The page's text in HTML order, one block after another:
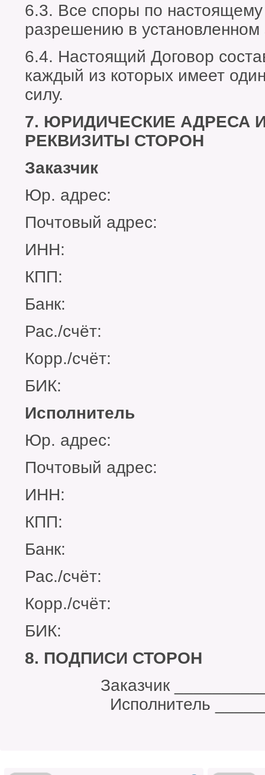
6.3. Все споры по
разрешению в установленном
6.4. Настоящий Договор
каждый из которых имеет
силу.
7. ЮРИДИЧЕСКИЕ АДРЕСА
РЕКВИЗИТЫ СТОРОН
Заказчик
Юр. адрес:
Почтовый адрес:
ИНН:
КПП:
Банк:
Рас./счёт:
Корр./счёт:
БИК:
Исполнитель
Юр. адрес:
Почтовый адрес:
ИНН:
КПП:
Банк:
Рас./счёт:
Корр./счёт:
БИК:
8. ПОДПИСИ СТОРОН
Заказчик
Исполнитель